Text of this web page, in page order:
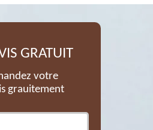
GRATUIT
votre
grauitement